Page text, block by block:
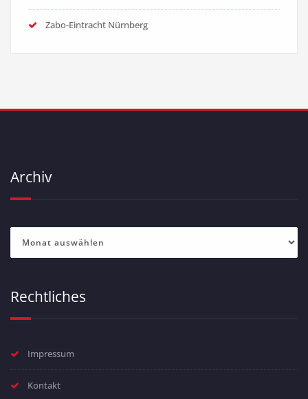
Zabo-Eintracht Nürnberg
Archiv
Rechtliches
Impressum
Kontakt